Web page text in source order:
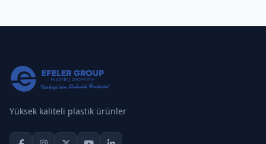
Yüksek kaliteli plastik ürünler